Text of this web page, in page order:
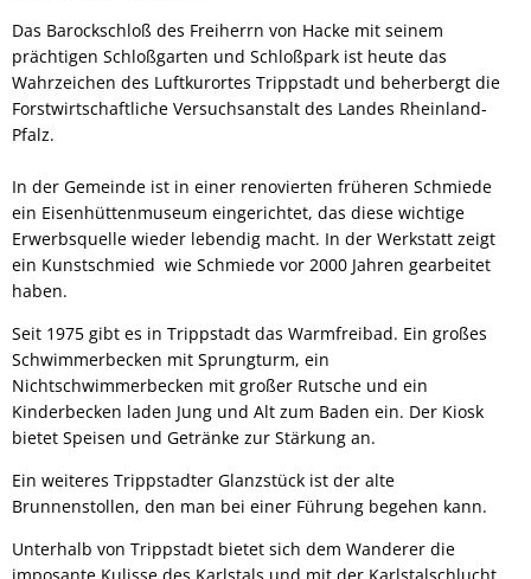
Das Barockschloß des Freiherrn von Hacke mit seinem
prächtigen Schloßgarten und Schloßpark ist heute das
Wahrzeichen des Luftkurortes Trippstadt und beherbergt die
Forstwirtschaftliche Versuchsanstalt des Landes Rheinland-
Pfalz.
In der Gemeinde ist in einer renovierten früheren Schmiede
ein Eisenhüttenmuseum eingerichtet, das diese wichtige
Erwerbsquelle wieder lebendig macht. In der Werkstatt zeigt
ein Kunstschmied wie Schmiede vor 2000 Jahren gearbeitet
haben.
Seit 1975 gibt es in Trippstadt das Warmfreibad. Ein großes
Schwimmerbecken mit Sprungturm, ein
Nichtschwimmerbecken mit großer Rutsche und ein
Kinderbecken laden Jung und Alt zum Baden ein. Der Kiosk
bietet Speisen und Getränke zur Stärkung an.
Ein weiteres Trippstadter Glanzstück ist der alte
Brunnenstollen, den man bei einer Führung begehen kann.
Unterhalb von Trippstadt bietet sich dem Wanderer die